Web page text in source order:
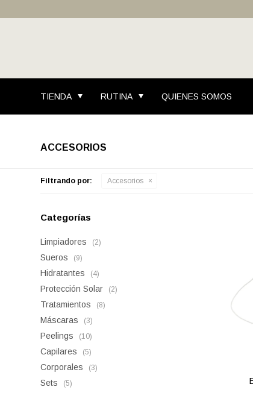
TIENDA RUTINA QUIENES SOMOS
ACCESORIOS
Filtrando por: Accesorios
Categorías
Limpiadores (2)
Sueros (9)
Hidratantes (4)
Protección Solar (2)
Tratamientos (8)
Máscaras (3)
Peelings (10)
Capilares (5)
Corporales (3)
Sets (5)